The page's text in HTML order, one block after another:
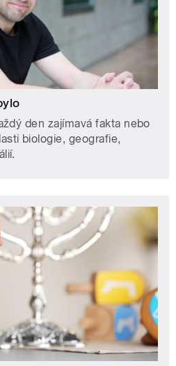
den zajímavá fakta nebo
biologie, geografie,